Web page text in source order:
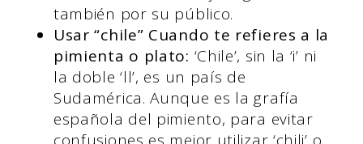
también por su público.
Usar “chile” Cuando te refieres a la
pimienta o plato: ‘Chile’, sin la ‘i’ ni
la doble ‘ll’, es un país de
Sudamérica. Aunque es la grafía
española del pimiento, para evitar